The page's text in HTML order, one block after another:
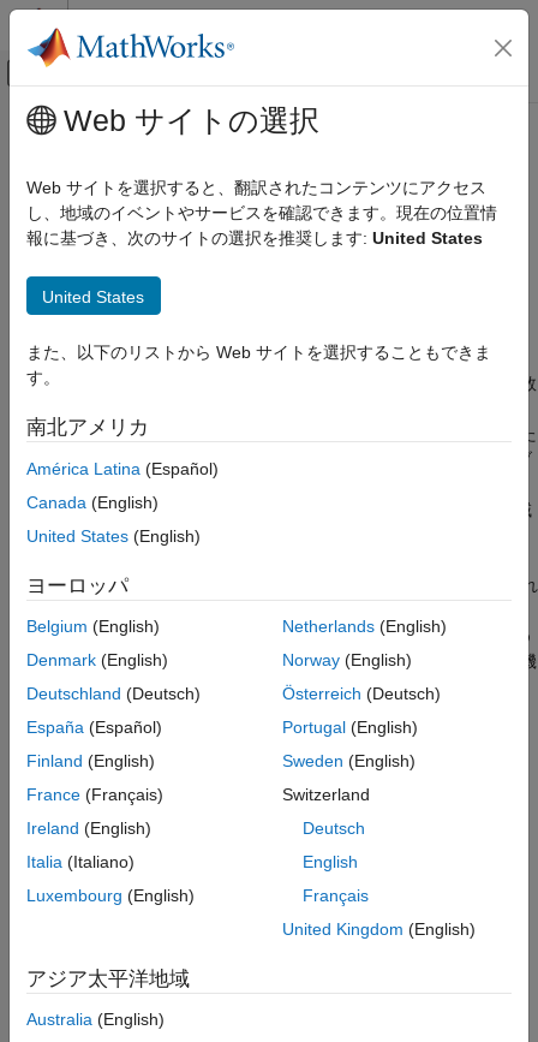
コンテンツへスキップ
オフキャンバス ナビゲーション メ
ドキュメンテーションのホーム
System Identification Toolbox
データの準備
System Identification Toolbox
線形モデルの同定
周波数応答モデル
System Identification Toolbox
モデル解析
モデル タイプとその他の変換
説明
作成
オブジェクト関数
例
バージョン履歴
参考
メインコンテンツ
idfrd
周波数応答データまたはモデル
説明
タを格納します。idfrdオブジェクトは 2 つの方法で使用できま
す。
オブジェクトと同様に、時間領域モデルまたは周波数
を使用できます。あるいは、
状態空間モデルや他の同定した
線形モデルを使用する方法と同様に、線形モデルとしてこのオブ
ジェクトを使用できます。
答データをカプセル化するか、線形の時間領域または周波数領域
の動的モデルを周波数応答モデルに変換します。
モデル推定コマンド
オブジェクトを受け入れ
し、idfrdオブジェクトには 1 つの実験からのデータのみを含め
ることができます。
オブジェクトが備えている複数実験機
能はありません。
解析および検証コマンド compare 、 sim、 bodeなど、同定された
線形モデルを受け入れるコマンドは通常、idfrdモデルも受け入
れます。
次の形式のモデルを考えます。
)+ (
であり、出力の加法性ノイズ スペクトルΦvは次のとおりです。
Web サイトの選択
Web サイトを選択すると、翻訳されたコンテンツにアクセス
し、地域のイベントやサービスを確認できます。現在の位置情
報に基づき、次のサイトの選択を推奨します: United States
United States
また、以下のリストから Web サイトを選択することもできま
す。
南北アメリカ
América Latina (Español)
Canada (English)
United States (English)
ヨーロッパ
Belgium (English)
Denmark (English)
Deutschland (Deutsch)
España (Español)
Finland (English)
France (Français)
Ireland (English)
Italia (Italiano)
Luxembourg (English)
Netherlands(English)
Norway(English)
Österreich (Deutsch)
Portugal(English)
Sweden (English)
Switzerland
Deutsch
English
Français
United Kingdom (English)
アジア太平洋地域
Australia (English)